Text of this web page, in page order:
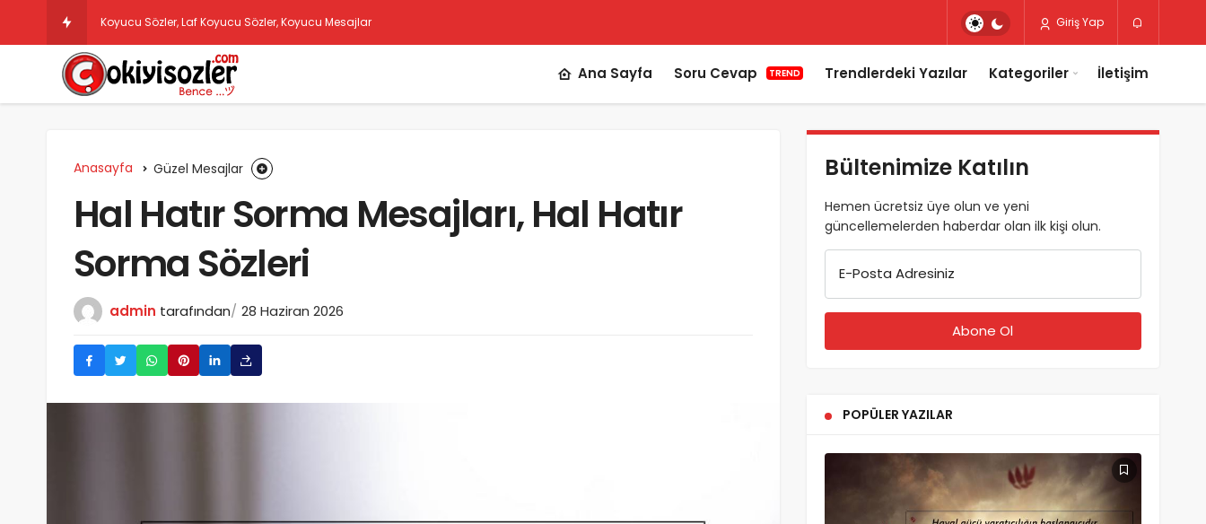
Koyucu Sözler, Laf Koyucu Sözler, Koyucu Mesajlar Giriş Yap
Ana Sayfa Soru Cevap TREND Trendlerdeki Yazılar Kategoriler İletişim
Anasayfa Güzel Mesajlar
Hal Hatır Sorma Mesajları, Hal Hatır
Sorma Sözleri
admin tarafından 28 Haziran 2026
Bültenimize Katılın
Hemen ücretsiz üye olun ve yeni
güncellemelerden haberdar olan ilk kişi olun.
E-Posta Adresiniz
POPÜLER YAZILAR